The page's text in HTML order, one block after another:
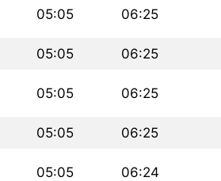
05:05 06:25
05:05 06:25
05:05 06:25
05:05 06:25
05:05 06:24